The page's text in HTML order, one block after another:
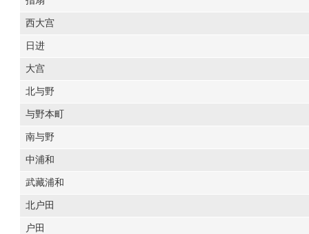
西大宫
日进
大宫
北与野
与野本町
南与野
中浦和
武藏浦和
北户田
户田